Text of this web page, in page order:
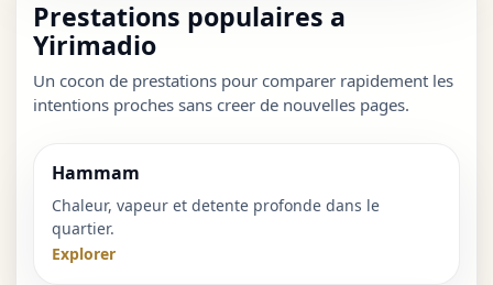
Prestations populaires a
Yirimadio
Un cocon de prestations pour comparer rapidement les
intentions proches sans creer de nouvelles pages.
Hammam
Chaleur, vapeur et detente profonde dans le
quartier.
Explorer